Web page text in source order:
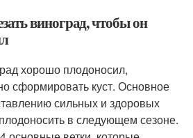
виноград, чтобы он
хорошо плодоносил,
сформировать куст. Основное
сильных и здоровых
в следующем сезоне.